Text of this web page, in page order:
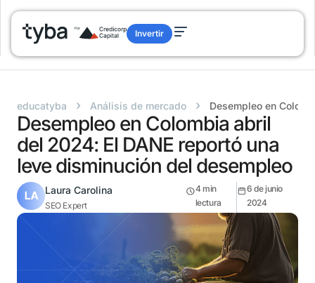
Invertir
educatyba › Análisis de mercado › Desempleo en
Desempleo en Colombia abril
del 2024: El DANE reportó una
leve disminución del desempleo
Laura Carolina
SEO Expert
4 min
lectura
6 de junio
2024